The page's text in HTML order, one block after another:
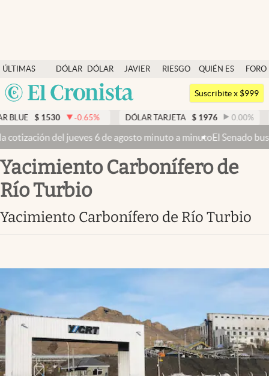
ÚLTIMAS
NOTICIAS
DÓLAR
DÓLAR
BLUE
JAVIER
RIESGO
QUIÉN ES
QUIÉN
FORO
Argentina
México
Colombia
Dólar
Members
Economía y Política
Finanzas y Mercados
Mercados Online
Negocios
Clima
Mundial 2026
Eventos Corporativos
Suscribite x $999
$ 1530 -0.65% DÓLAR TARJETA $ 1976 0.00%
jueves 6 de agosto minuto a minutoEl Senado busca aprobar
Yacimiento Carbonífero de
Río Turbio
Yacimiento Carbonífero de Río Turbio